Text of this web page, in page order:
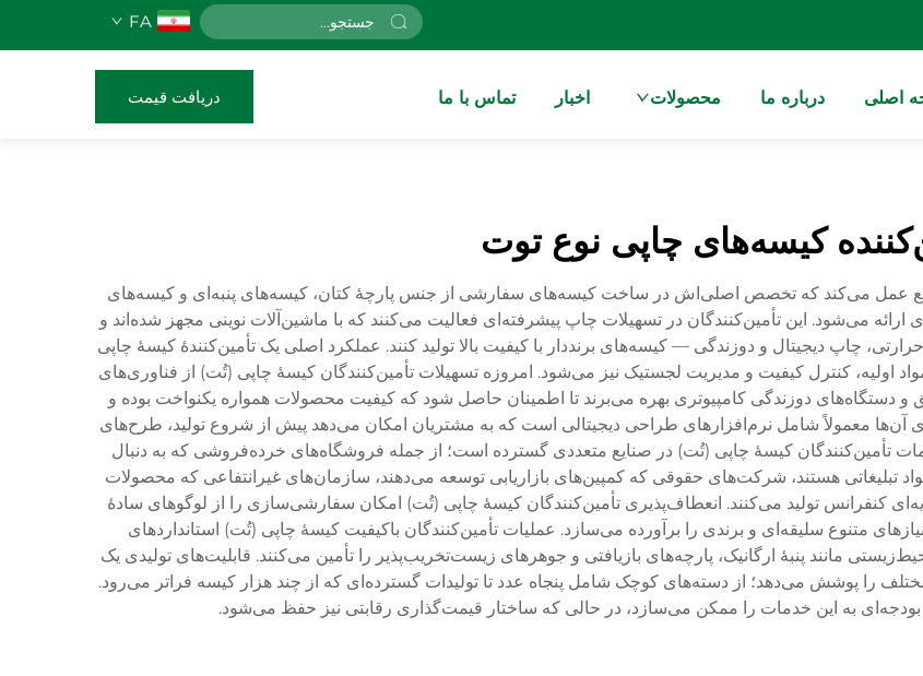
FA
اصلی درباره ما محصولات اخبار تماس با ما دریافت قیمت
کیسه‌های چاپی نوع توت
عمل می‌کند که تخصص اصلی‌اش در ساخت کیسه‌های سفارشی از جنس پارچهٔ کتان، کیسه‌های پنبه‌ای و کیسه‌های
می‌شود. این تأمین‌کنندگان در تسهیلات چاپ پیشرفته‌ای فعالیت می‌کنند که با ماشین‌آلات نوینی مجهز شده‌اند و
چاپ دیجیتال و دوزندگی — کیسه‌های برنددار با کیفیت بالا تولید کنند. عملکرد اصلی یک تأمین‌کنندهٔ کیسهٔ چاپی
اولیه، کنترل کیفیت و مدیریت لجستیک نیز می‌شود. امروزه تسهیلات تأمین‌کنندگان کیسهٔ چاپی (تُت) از فناوری‌های
دوزندگی کامپیوتری بهره می‌برند تا اطمینان حاصل شود که کیفیت محصولات همواره یکنواخت بوده و
آن‌ها معمولاً شامل نرم‌افزارهای طراحی دیجیتالی است که به مشتریان امکان می‌دهد پیش از شروع تولید، طرح‌های
تأمین‌کنندگان کیسهٔ چاپی (تُت) در صنایع متعددی گسترده است؛ از جمله فروشگاه‌های خرده‌فروشی که به دنبال
تبلیغاتی هستند، شرکت‌های حقوقی که کمپین‌های بازاریابی توسعه می‌دهند، سازمان‌های غیرانتفاعی که محصولات
کنفرانس تولید می‌کنند. انعطاف‌پذیری تأمین‌کنندگان کیسهٔ چاپی (تُت) امکان سفارشی‌سازی را از لوگوهای سادهٔ
متنوع سلیقه‌ای و برندی را برآورده می‌سازد. عملیات تأمین‌کنندگان باکیفیت کیسهٔ چاپی (تُت) استانداردهای
مانند پنبهٔ ارگانیک، پارچه‌های بازیافتی و جوهرهای زیست‌تخریب‌پذیر را تأمین می‌کنند. قابلیت‌های تولیدی یک
را پوشش می‌دهد؛ از دسته‌های کوچک شامل پنجاه عدد تا تولیدات گسترده‌ای که از چند هزار کیسه فراتر می‌رود.
بودجه‌ای به این خدمات را ممکن می‌سازد، در حالی که ساختار قیمت‌گذاری رقابتی نیز حفظ می‌شود.